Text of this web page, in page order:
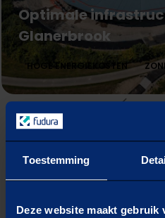
Toestemming
Deze website maakt gebruik
Optimale
Glanerbrook
HOGE ENERGIEKOSTEN
Optimale infrastructuur
vorige
1
Benieuwd welke case
jouw situatie? In slechts
ontvang je hieronder
klantcase op maat.